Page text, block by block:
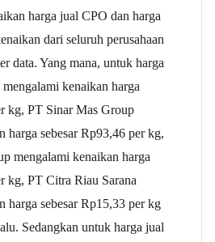
harga jual CPO dan harga
dari seluruh perusahaan
data. Yang mana, untuk harga
kenaikan harga
kg, PT Sinar Mas Group
harga sebesar Rp93,46 per kg,
mengalami kenaikan harga
kg, PT Citra Riau Sarana
harga sebesar Rp15,33 per kg
Sedangkan untuk harga jual